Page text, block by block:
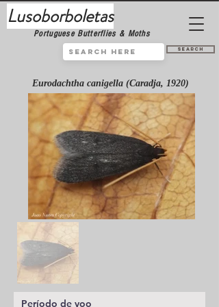
Lusoborboletas
Portuguese Butterflies & Moths
Search
Eurodachtha canigella (Caradja, 1920)
Período de voo